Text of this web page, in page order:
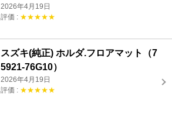
2026年4月19日
評価 : ★★★★★
スズキ(純正) ホルダ.フロアマット（7
5921-76G10）
2026年4月19日
評価 : ★★★★★